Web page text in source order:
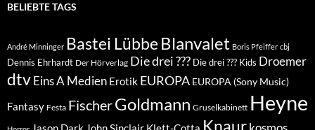
BELIEBTE TAGS
André Minninger Bastei Lübbe Blanvalet Boris Pfeiffer cbj
Dennis Ehrhardt Der Hörverlag Die drei ??? Die drei ??? Kids Droemer
dtvEins A Medien Erotik EUROPA EUROPA (Sony Music)
Fantasy Festa FischerGoldmann Gruselkabinett Heyne
Knaur